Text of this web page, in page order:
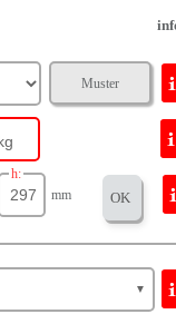
Muster
h:
mm
OK
▼